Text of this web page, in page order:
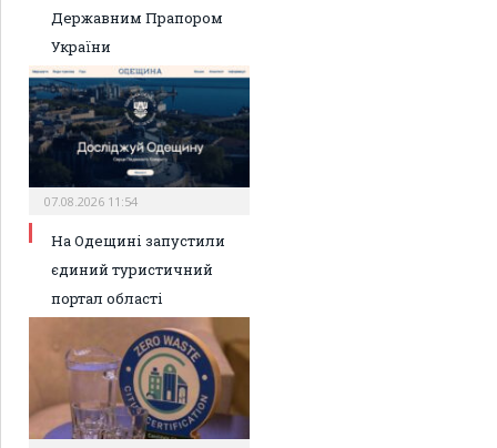
Державним Прапором
України
07.08.2026 11:54
На Одещині запустили
єдиний туристичний
портал області